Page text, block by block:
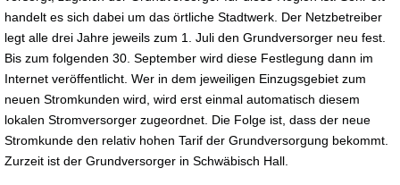
handelt es sich dabei um das örtliche Stadtwerk. Der Netzbetreiber
legt alle drei Jahre jeweils zum 1. Juli den Grundversorger neu fest.
Bis zum folgenden 30. September wird diese Festlegung dann im
Internet veröffentlicht. Wer in dem jeweiligen Einzugsgebiet zum
neuen Stromkunden wird, wird erst einmal automatisch diesem
lokalen Stromversorger zugeordnet. Die Folge ist, dass der neue
Stromkunde den relativ hohen Tarif der Grundversorgung bekommt.
Zurzeit ist der Grundversorger in Schwäbisch Hall.